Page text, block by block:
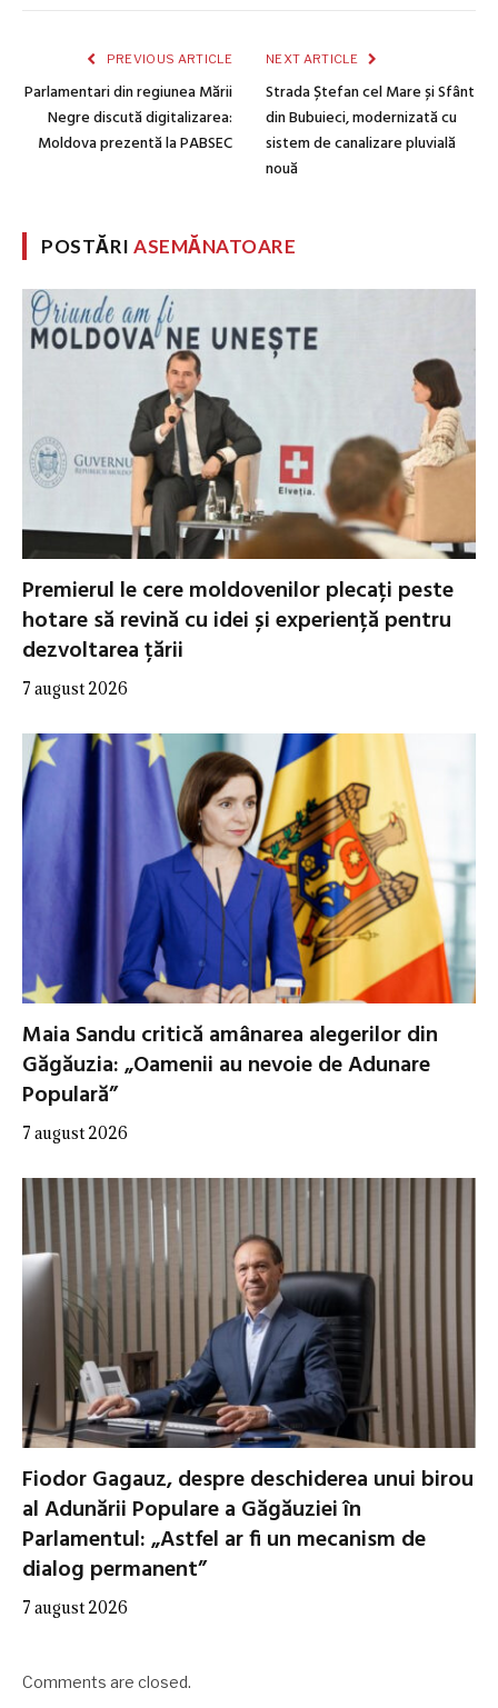
PREVIOUS ARTICLE
Parlamentari din regiunea Mării
Negre discută digitalizarea:
Moldova prezentă la PABSEC
NEXT ARTICLE
Strada Ștefan cel Mare și Sfânt
din Bubuieci, modernizată cu
sistem de canalizare pluvială
nouă
POSTĂRIASEMĂNATOARE
Premierul le cere moldovenilor plecați peste
hotare să revină cu idei și experiență pentru
dezvoltarea țării
7 august 2026
Maia Sandu critică amânarea alegerilor din
Găgăuzia: „Oamenii au nevoie de Adunare
Populară”
7 august 2026
Fiodor Gagauz, despre deschiderea unui birou
al Adunării Populare a Găgăuziei în
Parlamentul: „Astfel ar fi un mecanism de
dialog permanent”
7 august 2026
Comments are closed.